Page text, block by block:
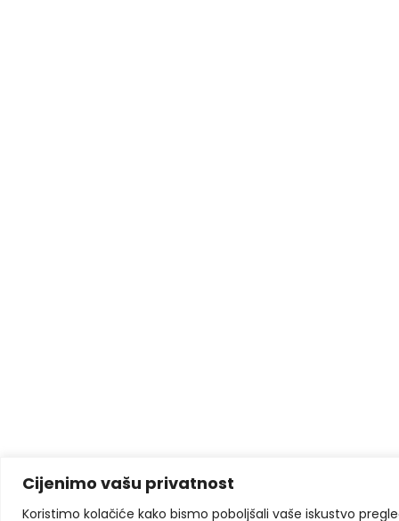
Cijenimo vašu privatnost
Koristimo kolačiće kako bismo poboljšali vaše iskustvo